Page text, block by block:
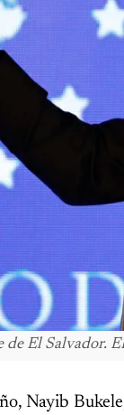
de El Salvador.
Nayib